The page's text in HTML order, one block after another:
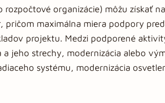
rozpočtové organizácie) môžu získať
pričom maximálna miera podpory
projektu. Medzi podporené
a jeho strechy, modernizácia alebo
systému, modernizácia